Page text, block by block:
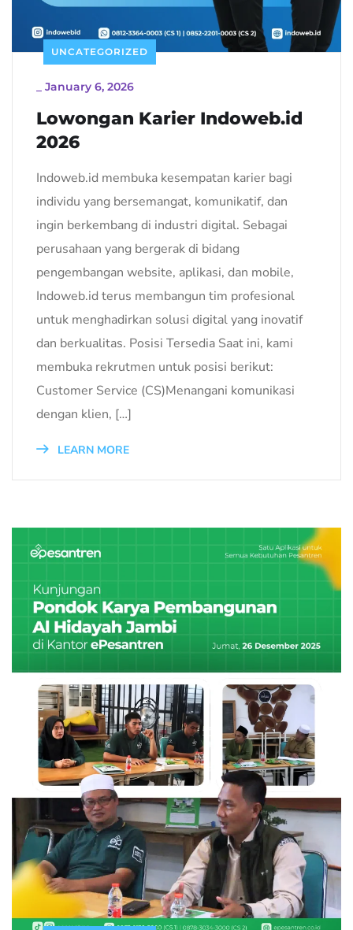
UNCATEGORIZED
January 6, 2026
Lowongan Karier Indoweb.id
2026
Indoweb.id membuka kesempatan karier bagi
individu yang bersemangat, komunikatif, dan
ingin berkembang di industri digital. Sebagai
perusahaan yang bergerak di bidang
pengembangan website, aplikasi, dan mobile,
Indoweb.id terus membangun tim profesional
untuk menghadirkan solusi digital yang inovatif
dan berkualitas. Posisi Tersedia Saat ini, kami
membuka rekrutmen untuk posisi berikut:
Customer Service (CS)Menangani komunikasi
dengan klien, […]
LEARN MORE